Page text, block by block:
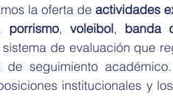
la oferta de actividades
porrismo, voleibol, banda
de evaluación que
de seguimiento
institucionales y